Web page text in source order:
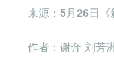
山东 河南
来源：5月26日《
作者：谢奔 刘芳